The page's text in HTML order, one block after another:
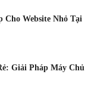
Website Nhỏ Tại
Giải Pháp Máy Chủ